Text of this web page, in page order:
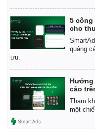
Thế giới
Quan sát
Cuộc sống đó đây
5 công
cho
quảng
ưu.
Hướng
cáo
Tham
một